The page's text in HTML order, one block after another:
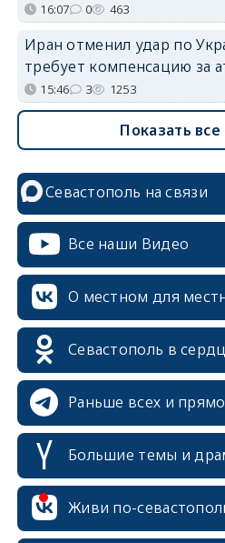
16:07 0 463
Иран отменил удар по
требует компенсацию за
15:46 3 1253
Показать все
Севастополь на связи
Все наши Видео
О местном для
Севастополь в
Раньше всех и
Большие темы и
Живи по-